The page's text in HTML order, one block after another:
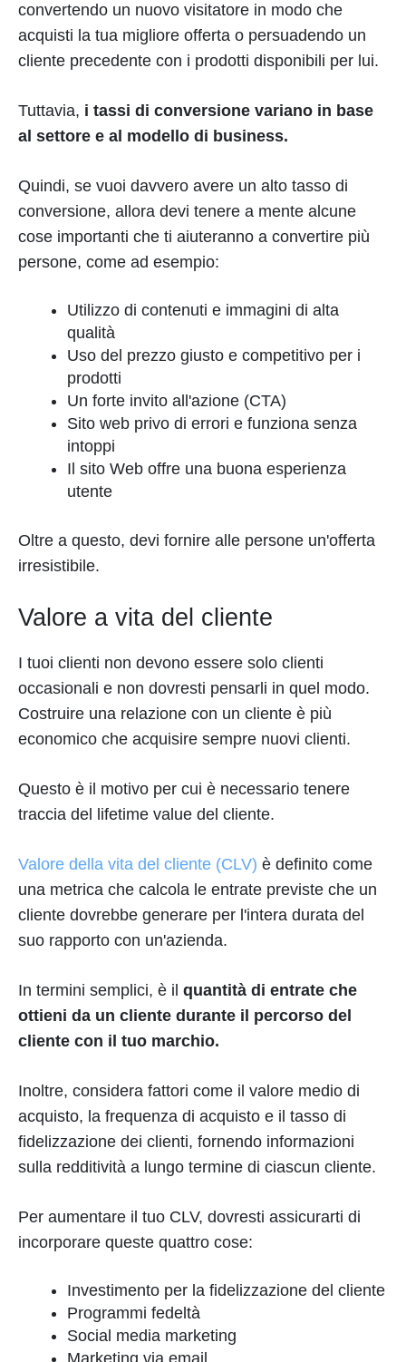
convertendo un nuovo visitatore in modo che
acquisti la tua migliore offerta o persuadendo un
cliente precedente con i prodotti disponibili per lui.
Tuttavia, i tassi di conversione variano in base
al settore e al modello di business.
Quindi, se vuoi davvero avere un alto tasso di
conversione, allora devi tenere a mente alcune
cose importanti che ti aiuteranno a convertire più
persone, come ad esempio:
Utilizzo di contenuti e immagini di alta
qualità
Uso del prezzo giusto e competitivo per i
prodotti
Un forte invito all'azione (CTA)
Sito web privo di errori e funziona senza
intoppi
Il sito Web offre una buona esperienza
utente
Oltre a questo, devi fornire alle persone un'offerta
irresistibile.
Valore a vita del cliente
I tuoi clienti non devono essere solo clienti
occasionali e non dovresti pensarli in quel modo.
Costruire una relazione con un cliente è più
economico che acquisire sempre nuovi clienti.
Questo è il motivo per cui è necessario tenere
traccia del lifetime value del cliente.
Valore della vita del cliente (CLV) è definito come
una metrica che calcola le entrate previste che un
cliente dovrebbe generare per l'intera durata del
suo rapporto con un'azienda.
In termini semplici, è il quantità di entrate che
ottieni da un cliente durante il percorso del
cliente con il tuo marchio.
Inoltre, considera fattori come il valore medio di
acquisto, la frequenza di acquisto e il tasso di
fidelizzazione dei clienti, fornendo informazioni
sulla redditività a lungo termine di ciascun cliente.
Per aumentare il tuo CLV, dovresti assicurarti di
incorporare queste quattro cose:
Investimento per la fidelizzazione del cliente
Programmi fedeltà
Social media marketing